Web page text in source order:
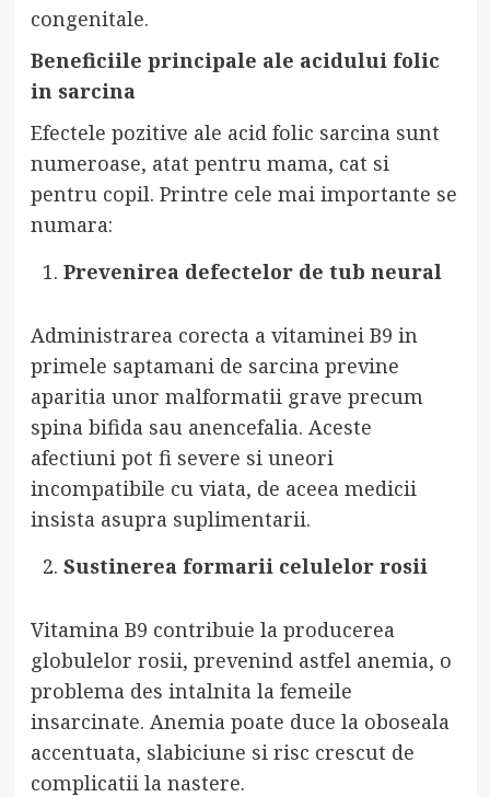
congenitale.
Beneficiile principale ale acidului folic
in sarcina
Efectele pozitive ale acid folic sarcina sunt
numeroase, atat pentru mama, cat si
pentru copil. Printre cele mai importante se
numara:
Prevenirea defectelor de tub neural
Administrarea corecta a vitaminei B9 in
primele saptamani de sarcina previne
aparitia unor malformatii grave precum
spina bifida sau anencefalia. Aceste
afectiuni pot fi severe si uneori
incompatibile cu viata, de aceea medicii
insista asupra suplimentarii.
Sustinerea formarii celulelor rosii
Vitamina B9 contribuie la producerea
globulelor rosii, prevenind astfel anemia, o
problema des intalnita la femeile
insarcinate. Anemia poate duce la oboseala
accentuata, slabiciune si risc crescut de
complicatii la nastere.